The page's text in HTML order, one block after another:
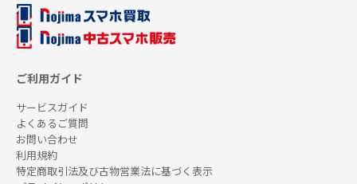
ご利用ガイド
サービスガイド
よくあるご質問
お問い合わせ
利用規約
特定商取引法及び古物営業法に基づく表示